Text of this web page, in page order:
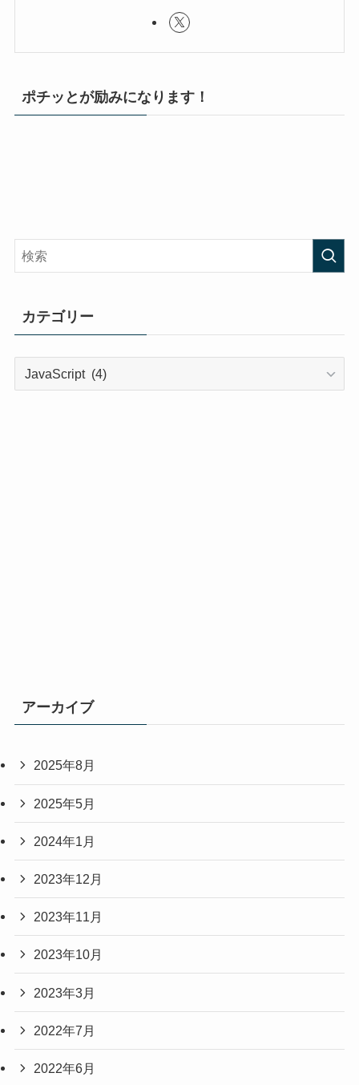
ポチッとが励みになります！
カテゴリー
アーカイブ
2025年8月
2025年5月
2024年1月
2023年12月
2023年11月
2023年10月
2023年3月
2022年7月
2022年6月